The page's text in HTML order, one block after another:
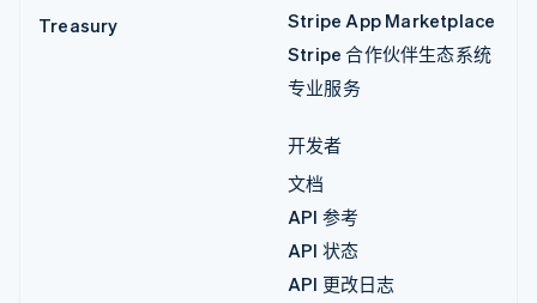
Treasury
Stripe App Marketplace
Stripe 合作伙伴生态系统
专业服务
开发者
文档
API 参考
API 状态
API 更改日志